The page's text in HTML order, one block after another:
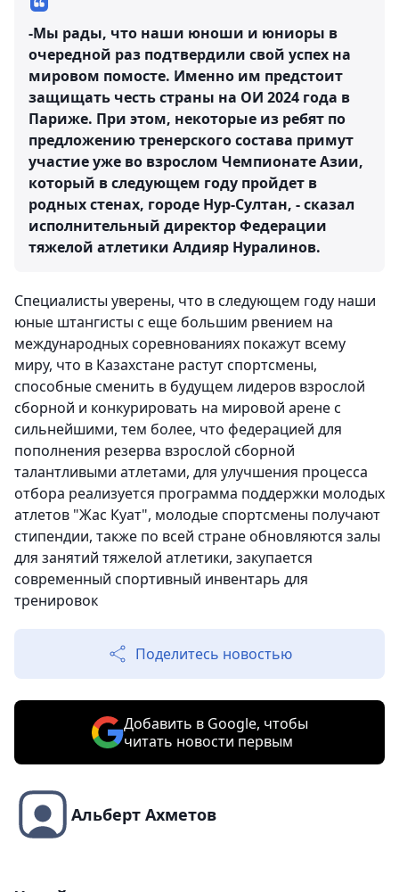
-Мы рады, что наши юноши и юниоры в
очередной раз подтвердили свой успех на
мировом помосте. Именно им предстоит
защищать честь страны на ОИ 2024 года в
Париже. При этом, некоторые из ребят по
предложению тренерского состава примут
участие уже во взрослом Чемпионате Азии,
который в следующем году пройдет в
родных стенах, городе Нур-Султан, - сказал
исполнительный директор Федерации
тяжелой атлетики Алдияр Нуралинов.
Специалисты уверены, что в следующем году наши
юные штангисты с еще большим рвением на
международных соревнованиях покажут всему
миру, что в Казахстане растут спортсмены,
способные сменить в будущем лидеров взрослой
сборной и конкурировать на мировой арене с
сильнейшими, тем более, что федерацией для
пополнения резерва взрослой сборной
талантливыми атлетами, для улучшения процесса
отбора реализуется программа поддержки молодых
атлетов "Жас Куат", молодые спортсмены получают
стипендии, также по всей стране обновляются залы
для занятий тяжелой атлетики, закупается
современный спортивный инвентарь для
тренировок
Поделитесь новостью
Добавить в Google, чтобы
читать новости первым
Альберт Ахметов